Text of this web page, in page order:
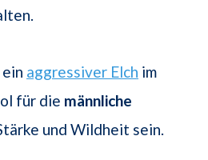
aggressiver Elch im
für die männliche
und Wildheit sein.